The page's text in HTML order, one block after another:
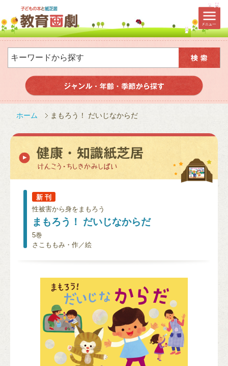
ホーム まもろう！ だいじなからだ
性被害から身をまもろう
まもろう！ だいじなからだ
5巻
さこももみ・作／絵
新 刊